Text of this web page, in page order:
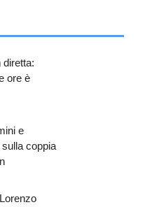
diretta:
ore è
e
coppia